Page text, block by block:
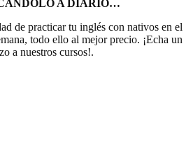
A DIARIO…
de practicar tu inglés con nativos en el
todo ello al mejor precio. ¡Echa un
a nuestros cursos!.